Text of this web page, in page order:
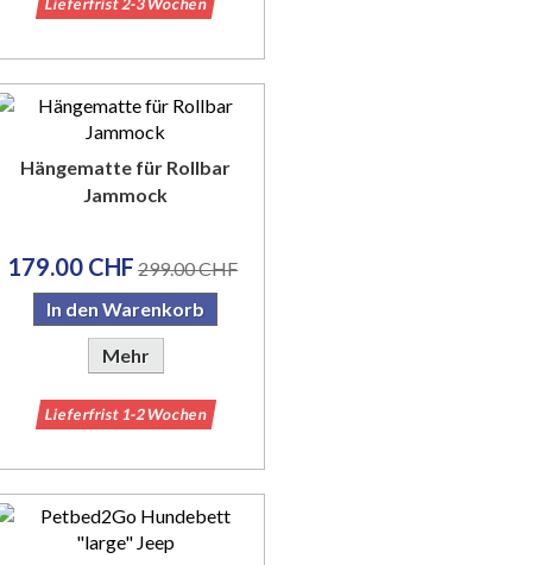
Hängematte für Rollbar
Jammock
179.00 CHF 299.00 CHF
In den Warenkorb
Mehr
Lieferfrist 1-2 Wochen